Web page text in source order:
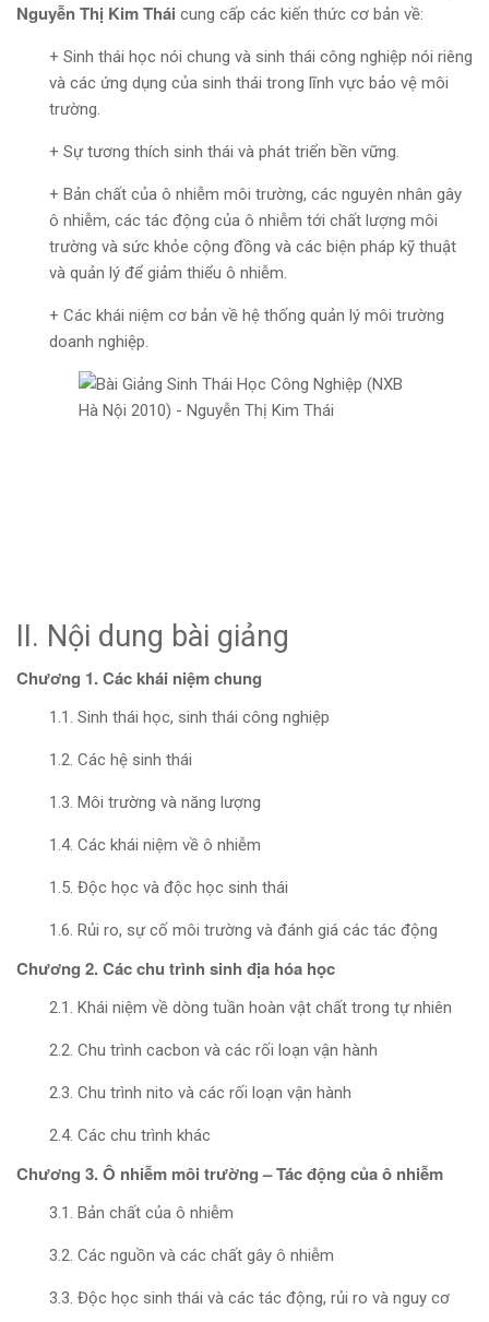
Nguyễn Thị Kim Thái cung cấp các kiến thức cơ bản về:
+ Sinh thái học nói chung và sinh thái công nghiệp nói riêng
và các ứng dụng của sinh thái trong lĩnh vực bảo vệ môi
trường.
+ Sự tương thích sinh thái và phát triển bền vững.
+ Bản chất của ô nhiễm môi trường, các nguyên nhân gây
ô nhiễm, các tác động của ô nhiễm tới chất lượng môi
trường và sức khỏe cộng đồng và các biện pháp kỹ thuật
và quản lý để giảm thiểu ô nhiễm.
+ Các khái niệm cơ bản về hệ thống quản lý môi trường
doanh nghiệp.
II. Nội dung bài giảng
Chương 1. Các khái niệm chung
1.1. Sinh thái học, sinh thái công nghiệp
1.2. Các hệ sinh thái
1.3. Môi trường và năng lượng
1.4. Các khái niệm về ô nhiễm
1.5. Độc học và độc học sinh thái
1.6. Rủi ro, sự cố môi trường và đánh giá các tác động
Chương 2. Các chu trình sinh địa hóa học
2.1. Khái niệm về dòng tuần hoàn vật chất trong tự nhiên
2.2. Chu trình cacbon và các rối loạn vận hành
2.3. Chu trình nito và các rối loạn vận hành
2.4. Các chu trình khác
Chương 3. Ô nhiễm môi trường – Tác động của ô nhiễm
3.1. Bản chất của ô nhiễm
3.2. Các nguồn và các chất gây ô nhiễm
3.3. Độc học sinh thái và các tác động, rủi ro và nguy cơ